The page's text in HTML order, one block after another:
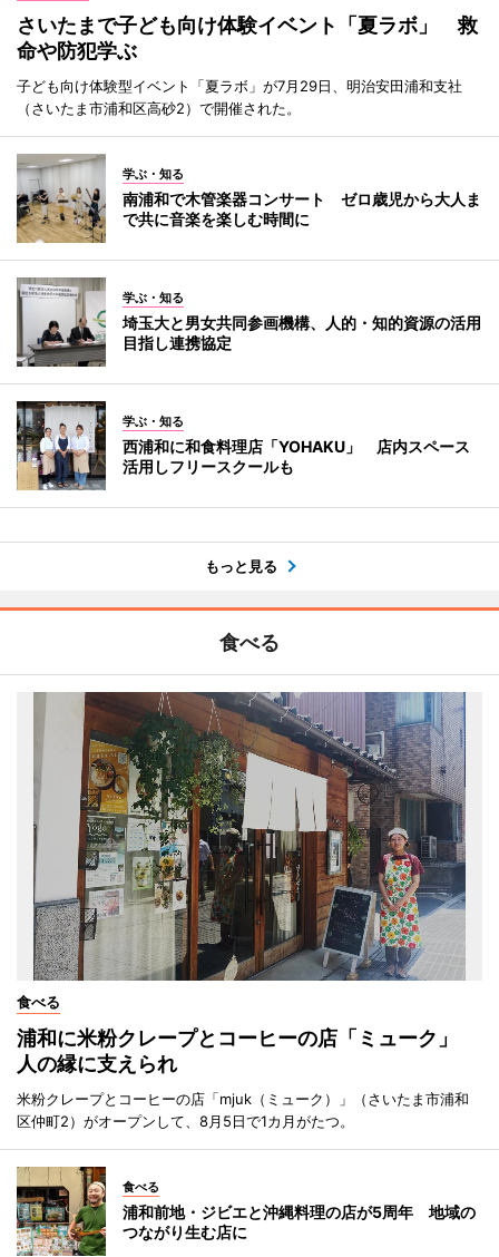
さいたまで子ども向け体験イベント「夏ラボ」 救
命や防犯学ぶ
子ども向け体験型イベント「夏ラボ」が7月29日、明治安田浦和支社
（さいたま市浦和区高砂2）で開催された。
学ぶ・知る
南浦和で木管楽器コンサート ゼロ歳児から大人ま
で共に音楽を楽しむ時間に
学ぶ・知る
埼玉大と男女共同参画機構、人的・知的資源の活用
目指し連携協定
学ぶ・知る
西浦和に和食料理店「YOHAKU」 店内スペース
活用しフリースクールも
もっと見る
食べる
食べる
浦和に米粉クレープとコーヒーの店「ミューク」
人の縁に支えられ
米粉クレープとコーヒーの店「mjuk（ミューク）」（さいたま市浦和
区仲町2）がオープンして、8月5日で1カ月がたつ。
食べる
浦和前地・ジビエと沖縄料理の店が5周年 地域の
つながり生む店に